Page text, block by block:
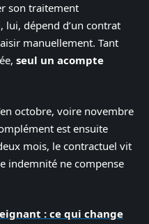
son traitement
dépend d’un contrat
manuellement. Tant
seul un acompte
octobre, voire novembre
est ensuite
mois, le contractuel vit
indemnité ne compense
: ce qui change